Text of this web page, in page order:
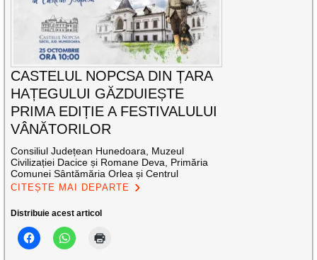
CASTELUL NOPCSA DIN ȚARA
HAȚEGULUI GĂZDUIEȘTE
PRIMA EDIȚIE A FESTIVALULUI
VÂNĂTORILOR
Consiliul Județean Hunedoara, Muzeul
Civilizației Dacice și Romane Deva, Primăria
Comunei Sântămăria Orlea și Centrul
CITEȘTE MAI DEPARTE
Distribuie acest articol